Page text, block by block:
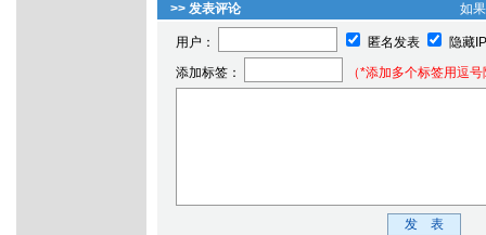
>> 发表评论 如
用户： 匿名发表
隐藏
添加标签：
（*添加多个标签用逗